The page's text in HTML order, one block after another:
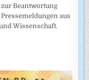
Beantwortung
aus
Wissenschaft.